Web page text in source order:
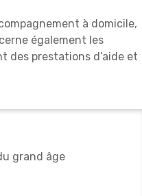
à domicile,
également les
des prestations d’aide et